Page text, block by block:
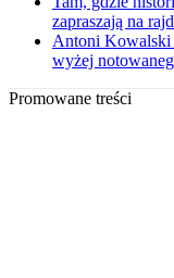
zapraszają na
Antoni Kowalski
wyżej
Promowane treści